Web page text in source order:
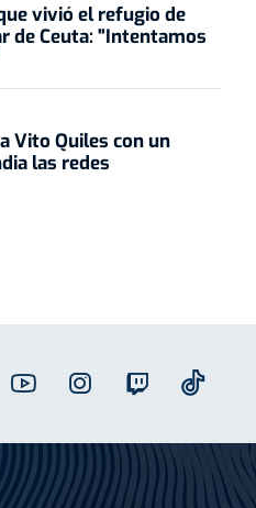
vivió el refugio de
de Ceuta: "Intentamos
Vito Quiles con un
las redes